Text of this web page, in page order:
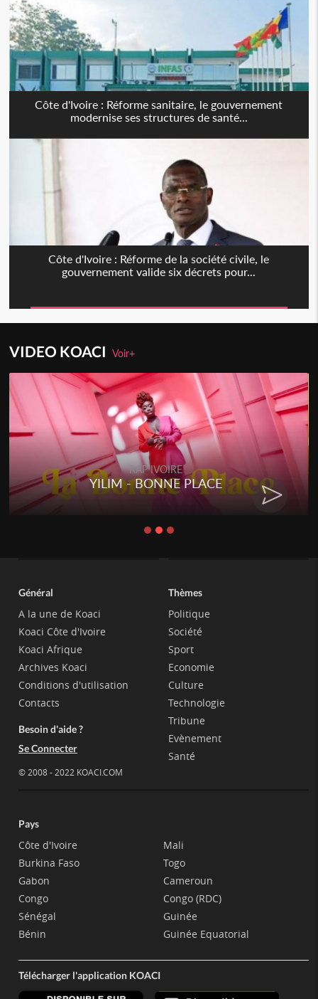
Côte d'Ivoire : Réforme sanitaire, le gouvernement
modernise ses structures de santé...
Côte d'Ivoire : Réforme de la société civile, le
gouvernement valide six décrets pour...
VIDEO KOACIVoir+
RAP IVOIRE
YILIM - BONNE PLACE
Général
A la une de Koaci
Koaci Côte d'Ivoire
Koaci Afrique
Archives Koaci
Conditions d'utilisation
Contacts
Besoin d'aide ?
Se Connecter
© 2008 - 2022 KOACI.COM
Thèmes
Politique
Société
Sport
Economie
Culture
Technologie
Tribune
Evènement
Santé
Pays
Côte d'Ivoire
Burkina Faso
Gabon
Congo
Sénégal
Bénin
Mali
Togo
Cameroun
Congo (RDC)
Guinée
Guinée Equatorial
Télécharger l'application KOACI